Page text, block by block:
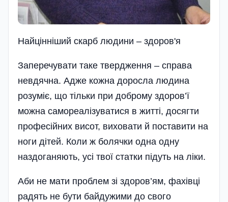
Найцiннiший скарб людини – здоров'я
Заперечувати таке твердження – справа
невдячна. Адже кожна доросла людина
розуміє, що тільки при доброму здоров’ї
можна самореалізуватися в житті, досягти
професійних висот, виховати й поставити на
ноги дітей. Коли ж болячки одна одну
наздоганяють, усі твої статки підуть на ліки.
Аби не мати проблем зі здоров’ям, фахівці
радять не бути байдужими до свого